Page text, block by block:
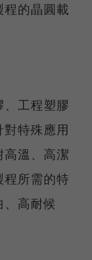
的晶圓載
工程塑膠
特殊應用
溫、高潔
所需的特
高耐候